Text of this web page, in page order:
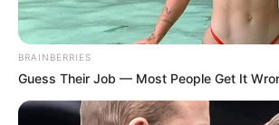
Προσθήκη το newstok.grστην Google
Ανακαλύψτε περισσότερα άρθρα στα
αναζήτησης.
BRAINBERRIES
Guess Their Job — Most People Get It